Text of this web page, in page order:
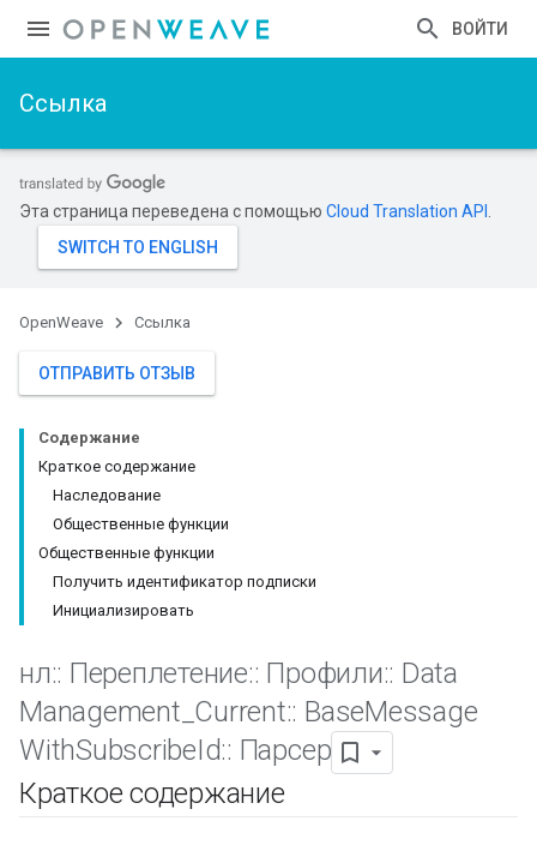
ВОЙТИ
Ссылка
Эта страница переведена с помощью Cloud Translation API
OpenWeave Ссылка
ОТПРАВИТЬ ОТЗЫВ
Содержание
Краткое содержание
Наследование
Общественные функции
Общественные функции
Получить идентификатор подписки
Инициализировать
нл:: Переплетение:: Профили:: Data
Management Current:: BaseMessage
WithSubscribeId:: Парсер
Краткое содержание